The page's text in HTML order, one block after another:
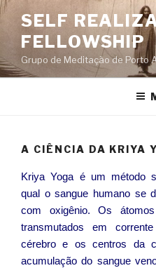
Pular
conteúdo
SELF
FELLOWSHIP
Grupo de Meditação de Porto
A CIÊNCIA DA KRIYA
Kriya Yoga é um método
qual o sangue humano se
com oxigênio. Os
transmutados em
cérebro e os centros da
acumulação do sangue